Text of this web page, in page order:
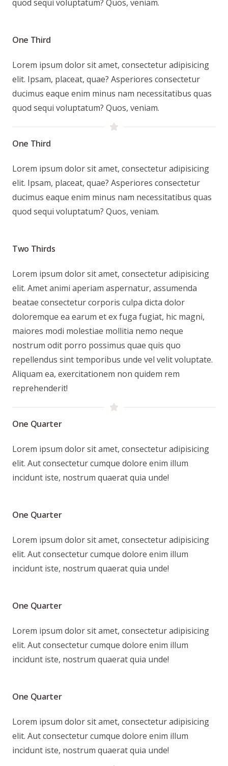
quod sequi voluptatum? Quos, veniam.
One Third
Lorem ipsum dolor sit amet, consectetur adipisicing
elit. Ipsam, placeat, quae? Asperiores consectetur
ducimus eaque enim minus nam necessitatibus quas
quod sequi voluptatum? Quos, veniam.
One Third
Lorem ipsum dolor sit amet, consectetur adipisicing
elit. Ipsam, placeat, quae? Asperiores consectetur
ducimus eaque enim minus nam necessitatibus quas
quod sequi voluptatum? Quos, veniam.
Two Thirds
Lorem ipsum dolor sit amet, consectetur adipisicing
elit. Amet animi aperiam aspernatur, assumenda
beatae consectetur corporis culpa dicta dolor
doloremque ea earum et ex fuga fugiat, hic magni,
maiores modi molestiae mollitia nemo neque
nostrum odit porro possimus quae quis quo
repellendus sint temporibus unde vel velit voluptate.
Aliquam ea, exercitationem non quidem rem
reprehenderit!
One Quarter
Lorem ipsum dolor sit amet, consectetur adipisicing
elit. Aut consectetur cumque dolore enim illum
incidunt iste, nostrum quaerat quia unde!
One Quarter
Lorem ipsum dolor sit amet, consectetur adipisicing
elit. Aut consectetur cumque dolore enim illum
incidunt iste, nostrum quaerat quia unde!
One Quarter
Lorem ipsum dolor sit amet, consectetur adipisicing
elit. Aut consectetur cumque dolore enim illum
incidunt iste, nostrum quaerat quia unde!
One Quarter
Lorem ipsum dolor sit amet, consectetur adipisicing
elit. Aut consectetur cumque dolore enim illum
incidunt iste, nostrum quaerat quia unde!